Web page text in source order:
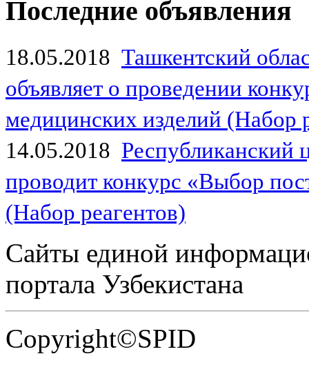
Последние объявления
18.05.2018 Ташкентский
объявляет о проведении
медицинских изделий (Набор
14.05.2018
проводит конкурс «Выбор
(Набор реагентов)
Сайты единой
портала Узбекистана
Copyright©SPID